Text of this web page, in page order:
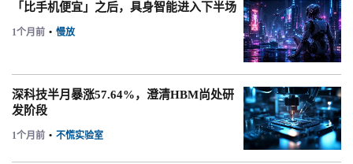
「比手机便宜」之后，具身智能进入下半场
1个月前 • 慢放
深科技半月暴涨57.64%，澄清HBM尚处研
发阶段
1个月前 • 不慌实验室